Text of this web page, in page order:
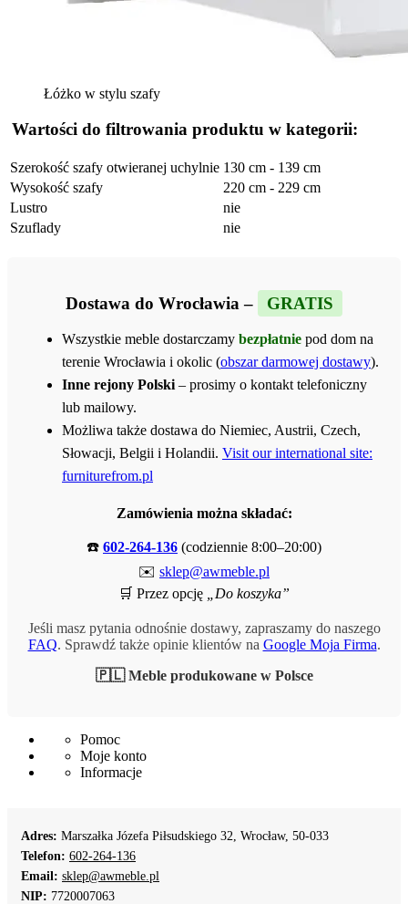
Łóżko w stylu szafy
Wartości do filtrowania produktu w kategorii:
Szerokość szafy otwieranej uchylnie 130 cm - 139 cm
Wysokość szafy
220 cm - 229 cm
Lustro
nie
Szuflady
nie
Dostawa do Wrocławia – GRATIS
Wszystkie meble dostarczamy bezpłatnie pod dom na
terenie Wrocławia i okolic (obszar darmowej dostawy).
Inne rejony Polski – prosimy o kontakt telefoniczny
lub mailowy.
Możliwa także dostawa do Niemiec, Austrii, Czech,
Słowacji, Belgii i Holandii. Visit our international site:
furniturefrom.pl
Zamówienia można składać:
☎️ 602-264-136 (codziennie 8:00–20:00)
✉️ sklep@awmeble.pl
🛒 Przez opcję
„Do koszyka”
Jeśli masz pytania odnośnie dostawy, zapraszamy do naszego
FAQ. Sprawdź także opinie klientów na Google Moja Firma.
🇵🇱 Meble produkowane w Polsce
Pomoc
Moje konto
Informacje
Adres: Marszałka Józefa Piłsudskiego 32, Wrocław, 50-033
Telefon: 602-264-136
Email: sklep@awmeble.pl
NIP: 7720007063